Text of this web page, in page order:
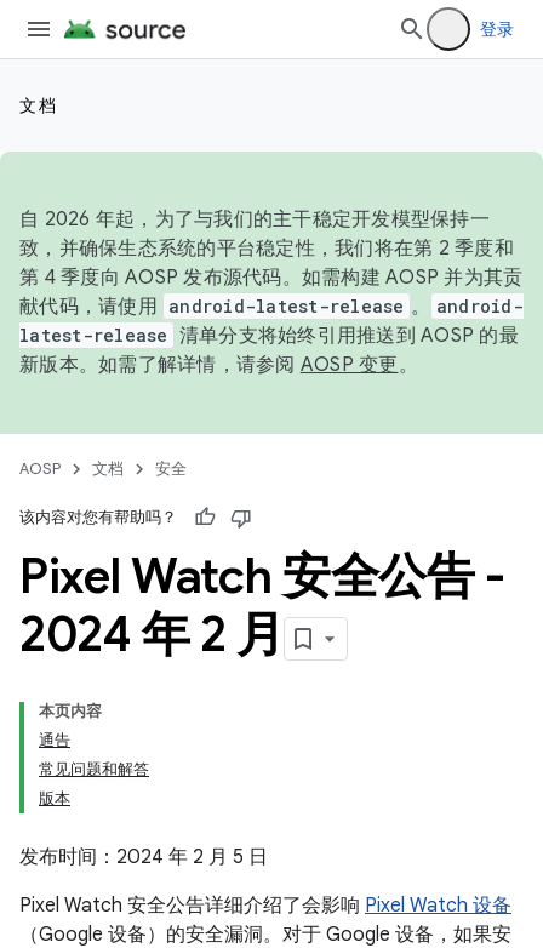
登录
文档
自 2026 年起，为了与我们的主干稳定开发模型保持一
致，并确保生态系统的平台稳定性，我们将在第 2 季度和
第 4 季度向 AOSP 发布源代码。如需构建 AOSP 并为其贡
献代码，请使用 android-latest-release 。
android-
latest-release 清单分支将始终引用推送到 AOSP 的最
新版本。如需了解详情，请参阅 AOSP 变更。
AOSP 文档 安全
该内容对您有帮助吗？
Pixel Watch 安全公告 -
2024 年 2 月
本页内容
通告
常见问题和解答
版本
发布时间：2024 年 2 月 5 日
Pixel Watch 安全公告详细介绍了会影响 Pixel Watch 设备
（Google 设备）的安全漏洞。对于 Google 设备，如果安